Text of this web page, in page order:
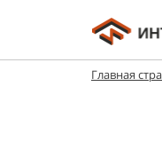
Главная